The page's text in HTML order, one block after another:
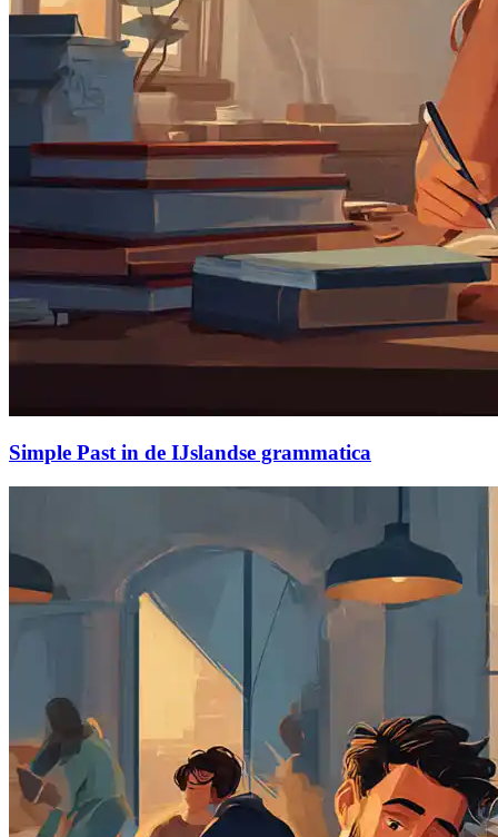
Simple Past in de IJslandse grammatica